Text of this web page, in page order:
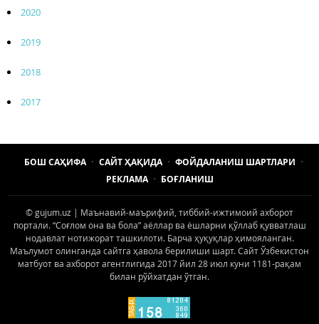
2020
2019
2018
2017
БОШ САҲИФА САЙТ ҲАҚИДА
ФОЙДАЛАНИШ ШАРТЛАРИ
РЕКЛАМА
БОҒЛАНИШ
© gujum.uz | Маънавий-маърифий, тиббий-ижтимоий ахборот
портали. “Соғлом она ва бола” аёллар ва ёшларни қўллаб қувватлаш
нодавлат нотижорат ташкилоти. Барча ҳуқуқлар ҳимояланган.
Маълумот олинганда сайтга ҳавола берилиши шарт. Сайт Ўзбекистон
матбуот ва ахборот агентлигида 2017 йил 28 июл куни 1181-рақам
билан рўйхатдан ўтган.